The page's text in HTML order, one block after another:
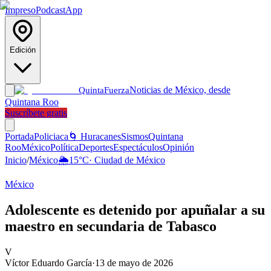
ImpresoPodcastApp
Edición
QuintaFuerzaNoticias de México, desde
Quintana Roo
Suscríbete gratis
PortadaPoliciaca 🌀 HuracanesSismosQuintana
RooMéxicoPolíticaDeportesEspectáculosOpinión
Inicio/México🌦️15°C· Ciudad de México
México
Adolescente es detenido por apuñalar a su
maestro en secundaria de Tabasco
V
Víctor Eduardo García·13 de mayo de 2026